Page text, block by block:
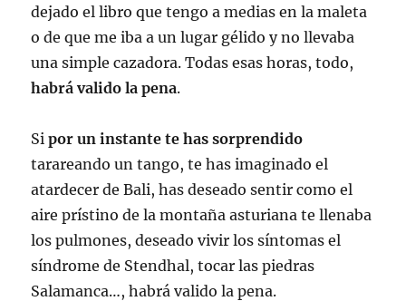
dejado el libro que tengo a medias en la maleta
o de que me iba a un lugar gélido y no llevaba
una simple cazadora. Todas esas horas, todo,
habrá valido la pena.
Sipor un instante te has sorprendido
tarareando un tango, te has imaginado el
atardecer de Bali, has deseado sentir como el
aire prístino de la montaña asturiana te llenaba
los pulmones, deseado vivir los síntomas el
síndrome de Stendhal, tocar las piedras
Salamanca…, habrá valido la pena.